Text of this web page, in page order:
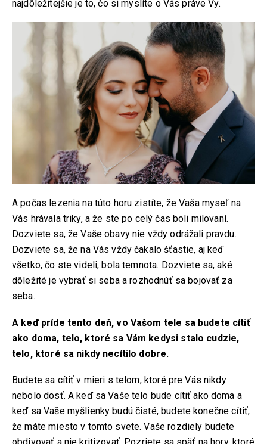
najdôležitejšie je to, čo si myslíte o Vás práve Vy.
A počas lezenia na túto horu zistíte, že Vaša myseľ na
Vás hrávala triky, a že ste po celý čas boli milovaní.
Dozviete sa, že Vaše obavy nie vždy odrážali pravdu.
Dozviete sa, že na Vás vždy čakalo šťastie, aj keď
všetko, čo ste videli, bola temnota. Dozviete sa, aké
dôležité je vybrať si seba a rozhodnúť sa bojovať za
seba.
A keď príde tento deň, vo Vašom tele sa budete cítiť
ako doma, telo, ktoré sa Vám kedysi stalo cudzie,
telo, ktoré sa nikdy necítilo dobre.
Budete sa cítiť v mieri s telom, ktoré pre Vás nikdy
nebolo dosť. A keď sa Vaše telo bude cítiť ako doma a
keď sa Vaše myšlienky budú čisté, budete konečne cítiť,
že máte miesto v tomto svete. Vaše rozdiely budete